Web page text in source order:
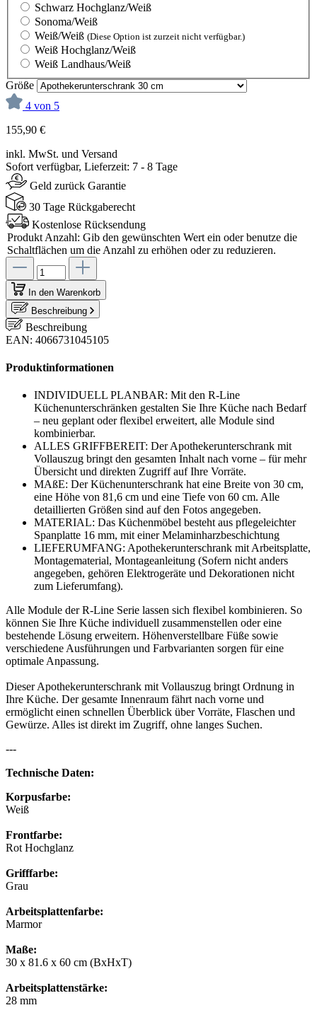
Schwarz Hochglanz/Weiß
Sonoma/Weiß
Weiß/Weiß (Diese Option ist zurzeit nicht verfügbar.)
Weiß Hochglanz/Weiß
Weiß Landhaus/Weiß
Größe
4 von 5
155,90 €
inkl. MwSt. und Versand
Sofort verfügbar, Lieferzeit: 7 - 8 Tage
Geld zurück Garantie
30 Tage Rückgaberecht
Kostenlose Rücksendung
Produkt Anzahl: Gib den gewünschten Wert ein oder benutze die
Schaltflächen um die Anzahl zu erhöhen oder zu reduzieren.
In den Warenkorb
Beschreibung
Beschreibung
EAN: 4066731045105
Produktinformationen
INDIVIDUELL PLANBAR: Mit den R-Line
Küchenunterschränken gestalten Sie Ihre Küche nach Bedarf
– neu geplant oder flexibel erweitert, alle Module sind
kombinierbar.
ALLES GRIFFBEREIT: Der Apothekerunterschrank mit
Vollauszug bringt den gesamten Inhalt nach vorne – für mehr
Übersicht und direkten Zugriff auf Ihre Vorräte.
MAßE: Der Küchenunterschrank hat eine Breite von 30 cm,
eine Höhe von 81,6 cm und eine Tiefe von 60 cm. Alle
detaillierten Größen sind auf den Fotos angegeben.
MATERIAL: Das Küchenmöbel besteht aus pflegeleichter
Spanplatte 16 mm, mit einer Melaminharzbeschichtung
LIEFERUMFANG: Apothekerunterschrank mit Arbeitsplatte,
Montagematerial, Montageanleitung (Sofern nicht anders
angegeben, gehören Elektrogeräte und Dekorationen nicht
zum Lieferumfang).
Alle Module der R-Line Serie lassen sich flexibel kombinieren. So
können Sie Ihre Küche individuell zusammenstellen oder eine
bestehende Lösung erweitern. Höhenverstellbare Füße sowie
verschiedene Ausführungen und Farbvarianten sorgen für eine
optimale Anpassung.
Dieser Apothekerunterschrank mit Vollauszug bringt Ordnung in
Ihre Küche. Der gesamte Innenraum fährt nach vorne und
ermöglicht einen schnellen Überblick über Vorräte, Flaschen und
Gewürze. Alles ist direkt im Zugriff, ohne langes Suchen.
---
Technische Daten:
Korpusfarbe:
Weiß
Frontfarbe:
Rot Hochglanz
Grifffarbe:
Grau
Arbeitsplattenfarbe:
Marmor
Maße:
30 x 81.6 x 60 cm (BxHxT)
Arbeitsplattenstärke:
28 mm